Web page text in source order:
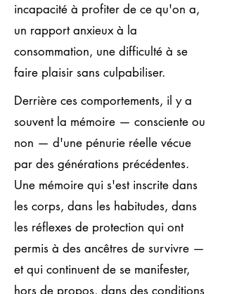
incapacité à profiter de ce qu'on a,
un rapport anxieux à la
consommation, une difficulté à se
faire plaisir sans culpabiliser.
Derrière ces comportements, il y a
souvent la mémoire — consciente ou
non — d'une pénurie réelle vécue
par des générations précédentes.
Une mémoire qui s'est inscrite dans
les corps, dans les habitudes, dans
les réflexes de protection qui ont
permis à des ancêtres de survivre —
et qui continuent de se manifester,
hors de propos, dans des conditions